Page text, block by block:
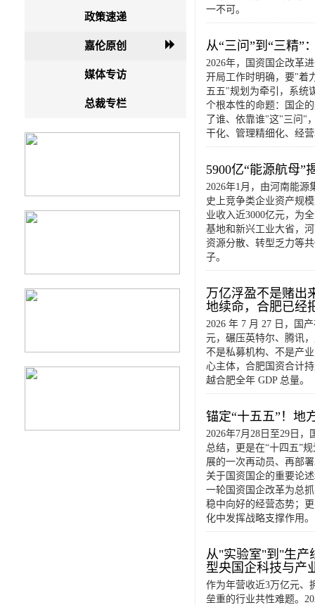
政策速递
嘉伦原创
媒体专访
总裁专栏
一不可。
从“三问”到“三精”
2026年，国资国企改革
开局工作时明确，要"着
五五"规划为牵引，系统
个根本性的命题：国企
了谁、依靠谁"这"三问"
干化、管理精细化、经
5900亿“能源航母
2026年1月，由河南能
史上竞争类企业资产规
业收入近3000亿元，为
基地和新兴工业大省，
资源分散、转型乏力等
子。
万亿浮盈不是赌出
地续命，合肥已经
2026 年 7 月 27 日，国
元，碾压英特尔、腾讯
不是私募机构、不是产
心主体，合肥国资合计
越合肥全年 GDP 总量。
锚定“十五五”！地
2026年7月28日至29日
总结，更是在“十四五”
展的一次再动员、再部
关于国资国企的重要论
一轮国资国企改革为总
稳中向好的经营态势；
化中发挥战略支撑作用。
从"实验室"到"生
型央国企科技与产
作为年营收近3万亿元、
垒重的行业共性难题。